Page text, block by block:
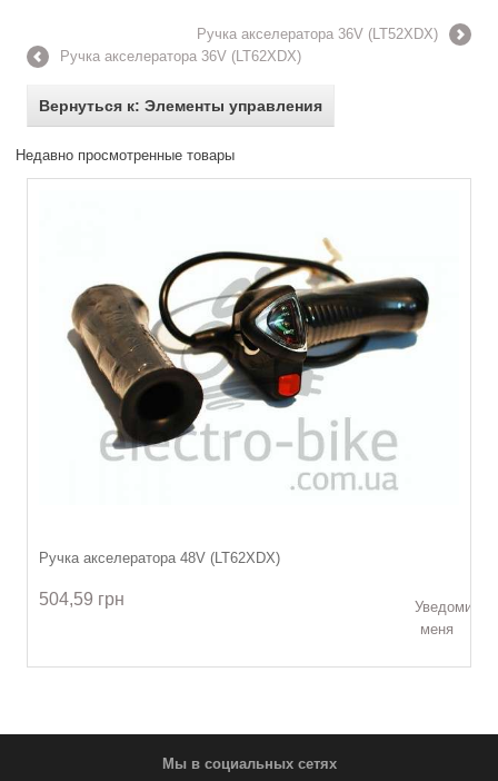
Ручка акселератора 36V (LT52XDX)
Ручка акселератора 36V (LT62XDX)
Вернуться к: Элементы управления
Недавно просмотренные товары
Ручка акселератора 48V (LT62XDX)
504,59 грн
Уведомить
меня
Мы в социальных сетях